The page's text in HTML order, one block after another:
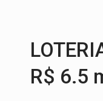
R$ 6.5